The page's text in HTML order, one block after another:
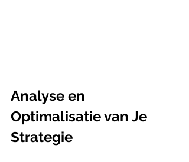
Analyse en
Optimalisatie van Je
Strategie